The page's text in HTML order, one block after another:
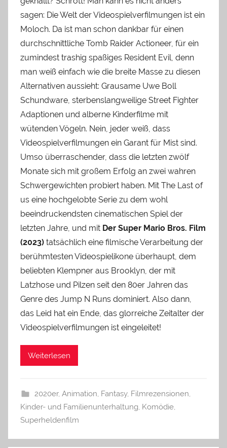
sagen: Die Welt der Videospielverfilmungen ist ein
Moloch. Da ist man schon dankbar für einen
durchschnittliche Tomb Raider Actioneer, für ein
zumindest trashig spaßiges Resident Evil, denn
man weiß einfach wie die breite Masse zu diesen
Alternativen aussieht: Grausame Uwe Boll
Schundware, sterbenslangweilige Street Fighter
Adaptionen und alberne Kinderfilme mit
wütenden Vögeln. Nein, jeder weiß, dass
Videospielverfilmungen ein Garant für Mist sind.
Umso überraschender, dass die letzten zwölf
Monate sich mit großem Erfolg an zwei wahren
Schwergewichten probiert haben. Mit The Last of
us eine hochgelobte Serie zu dem wohl
beeindruckendsten cinematischen Spiel der
letzten Jahre, und mit Der Super Mario Bros. Film
(2023) tatsächlich eine filmische Verarbeitung der
berühmtesten Videospielikone überhaupt, dem
beliebten Klempner aus Brooklyn, der mit
Latzhose und Pilzen seit den 80er Jahren das
Genre des Jump N Runs dominiert. Also dann,
das Leid hat ein Ende, das glorreiche Zeitalter der
Videospielverfilmungen ist eingeleitet!
Weiterlesen
2020er, Animation, Fantasy, Filmrezensionen,
Kinder- und Familienunterhaltung, Komödie,
Superheldenfilm